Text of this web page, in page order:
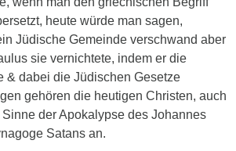
heute würde man sagen,
Jüdische Gemeinde verschwand aber
sie vernichtete, indem er die
& dabei die Jüdischen Gesetze
gehören die heutigen Christen, auch
der Apokalypse des Johannes
Satans an.